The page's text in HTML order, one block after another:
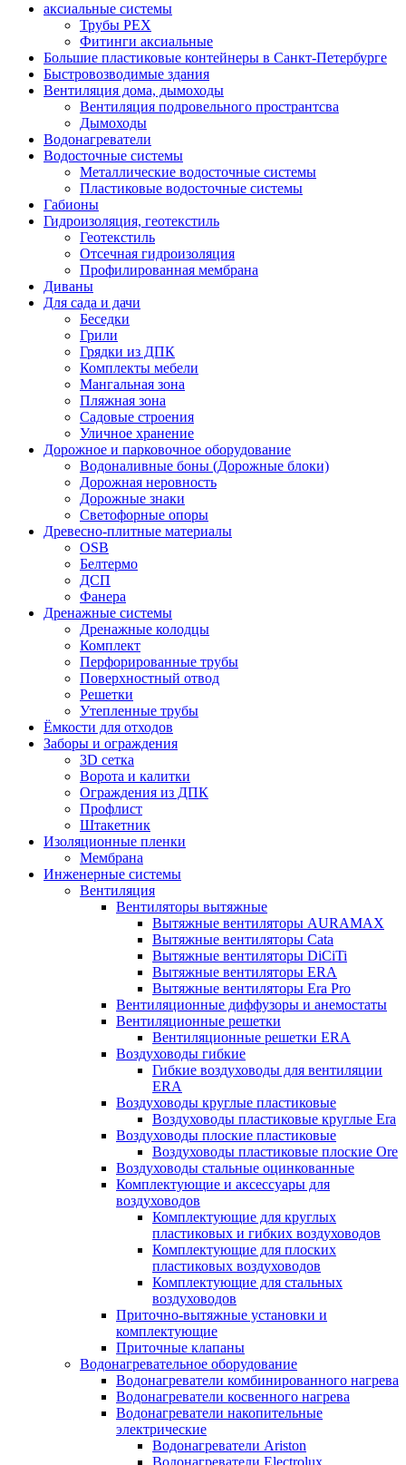
аксиальные системы
Трубы PEX
Фитинги аксиальные
Большие пластиковые контейнеры в Санкт-Петербурге
Быстровозводимые здания
Вентиляция дома, дымоходы
Вентиляция подровельного пространтсва
Дымоходы
Водонагреватели
Водосточные системы
Металлические водосточные системы
Пластиковые водосточные системы
Габионы
Гидроизоляция, геотекстиль
Геотекстиль
Отсечная гидроизоляция
Профилированная мембрана
Диваны
Для сада и дачи
Беседки
Грили
Грядки из ДПК
Комплекты мебели
Мангальная зона
Пляжная зона
Садовые строения
Уличное хранение
Дорожное и парковочное оборудование
Водоналивные боны (Дорожные блоки)
Дорожная неровность
Дорожные знаки
Светофорные опоры
Древесно-плитные материалы
OSB
Белтермо
ДСП
Фанера
Дренажные системы
Дренажные колодцы
Комплект
Перфорированные трубы
Поверхностный отвод
Решетки
Утепленные трубы
Ёмкости для отходов
Заборы и ограждения
3D сетка
Ворота и калитки
Ограждения из ДПК
Профлист
Штакетник
Изоляционные пленки
Мембрана
Инженерные системы
Вентиляция
Вентиляторы вытяжные
Вытяжные вентиляторы AURAMAX
Вытяжные вентиляторы Cata
Вытяжные вентиляторы DiCiTi
Вытяжные вентиляторы ERA
Вытяжные вентиляторы Era Pro
Вентиляционные диффузоры и анемостаты
Вентиляционные решетки
Вентиляционные решетки ERA
Воздуховоды гибкие
Гибкие воздуховоды для вентиляции
ERA
Воздуховоды круглые пластиковые
Воздуховоды пластиковые круглые Era
Воздуховоды плоские пластиковые
Воздуховоды пластиковые плоские Ore
Воздуховоды стальные оцинкованные
Комплектующие и аксессуары для
воздуховодов
Комплектующие для круглых
пластиковых и гибких воздуховодов
Комплектующие для плоских
пластиковых воздуховодов
Комплектующие для стальных
воздуховодов
Приточно-вытяжные установки и
комплектующие
Приточные клапаны
Водонагревательное оборудование
Водонагреватели комбинированного нагрева
Водонагреватели косвенного нагрева
Водонагреватели накопительные
электрические
Водонагреватели Ariston